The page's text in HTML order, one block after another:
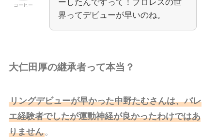
コーヒー
ーしたんですって！プロレスの世
界ってデビューが早いのね。
大仁田厚の継承者って本当？
リングデビューが早かった中野たむさんは、バレ
エ経験者でしたが運動神経が良かったわけではあ
りません。